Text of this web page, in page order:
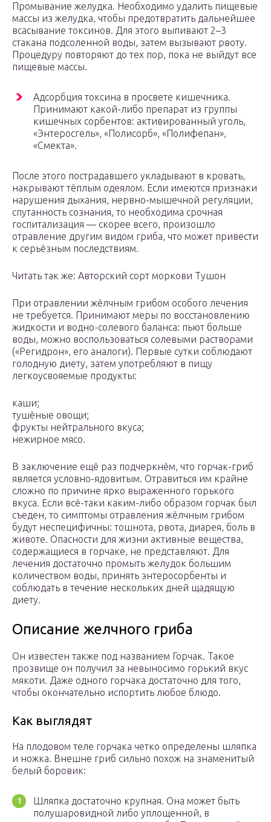
Промывание желудка. Необходимо удалить пищевые
массы из желудка, чтобы предотвратить дальнейшее
всасывание токсинов. Для этого выпивают 2–3
стакана подсоленной воды, затем вызывают рвоту.
Процедуру повторяют до тех пор, пока не выйдут все
пищевые массы.
Адсорбция токсина в просвете кишечника.
Принимают какой-либо препарат из группы
кишечных сорбентов: активированный уголь,
«Энтеросгель», «Полисорб», «Полифепан»,
«Смекта».
После этого пострадавшего укладывают в кровать,
накрывают тёплым одеялом. Если имеются признаки
нарушения дыхания, нервно-мышечной регуляции,
спутанность сознания, то необходима срочная
госпитализация — скорее всего, произошло
отравление другим видом гриба, что может привести
к серьёзным последствиям.
Читать так же: Авторский сорт моркови Тушон
При отравлении жёлчным грибом особого лечения
не требуется. Принимают меры по восстановлению
жидкости и водно-солевого баланса: пьют больше
воды, можно воспользоваться солевыми растворами
(«Регидрон», его аналоги). Первые сутки соблюдают
голодную диету, затем употребляют в пищу
легкоусвояемые продукты:
каши;
тушёные овощи;
фрукты нейтрального вкуса;
нежирное мясо.
В заключение ещё раз подчеркнём, что горчак-гриб
является условно-ядовитым. Отравиться им крайне
сложно по причине ярко выраженного горького
вкуса. Если всё-таки каким-либо образом горчак был
съеден, то симптомы отравления жёлчным грибом
будут неспецифичны: тошнота, рвота, диарея, боль в
животе. Опасности для жизни активные вещества,
содержащиеся в горчаке, не представляют. Для
лечения достаточно промыть желудок большим
количеством воды, принять энтеросорбенты и
соблюдать в течение нескольких дней щадящую
диету.
Описание желчного гриба
Он известен также под названием Горчак. Такое
прозвище он получил за невыносимо горький вкус
мякоти. Даже одного горчака достаточно для того,
чтобы окончательно испортить любое блюдо.
Как выглядят
На плодовом теле горчака четко определены шляпка
и ножка. Внешне гриб сильно похож на знаменитый
белый боровик:
Шляпка достаточно крупная. Она может быть
полушаровидной либо уплощенной, в